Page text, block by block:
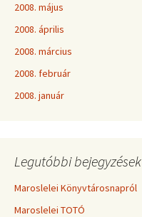
2008. május
2008. április
2008. március
2008. február
2008. január
Legutóbbi bejegyzések
Maroslelei Könyvtárosnapról
Maroslelei TOTÓ